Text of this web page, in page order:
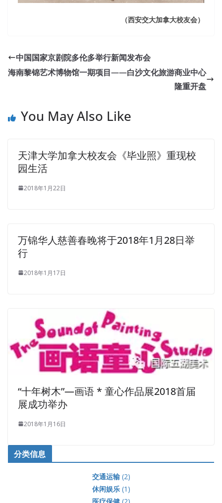
（西安交大加拿大校友会）
中国国家京剧院多伦多举行新闻发布会
海南黎锦艺术博物馆一期项目——白沙文化旅游商业中心
隆重开盘
You May Also Like
天津大学加拿大校友会《毕业照》重现校
园生活
2018年1月22日
万锦华人慈善春晚将于2018年1月28日举
行
2018年1月17日
“十年树木”—画语 * 童心作品展2018首届
展成功举办
2018年1月16日
分类信息
交通运输(2)
休闲娱乐(1)
医疗保健(2)